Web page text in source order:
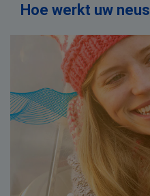
Hoe werkt uw neus